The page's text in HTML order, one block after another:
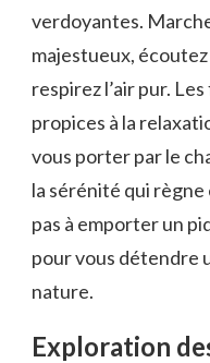
verdoyantes.
majestueux,
respirez l’air pur.
propices à la
vous porter ‍par le
la sérénité qui
pas à​ emporter un
pour ⁢vous détendre
nature.
Exploration